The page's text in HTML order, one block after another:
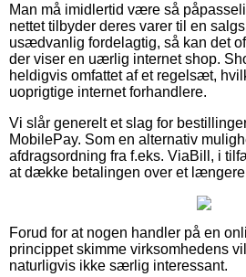
Man må imidlertid være så
nettet tilbyder deres varer til en
usædvanlig fordelagtig, så kan det
der viser en uærlig internet shop.
heldigvis omfattet af et regelsæt,
uoprigtige internet forhandlere.
Vi slår generelt et slag for
MobilePay. Som en alternativ
afdragsordning fra f.eks. ViaBill, i
at dække betalingen over et længere
Forud for at nogen handler på en
princippet skimme virksomhedens
naturligvis ikke særlig interessant.